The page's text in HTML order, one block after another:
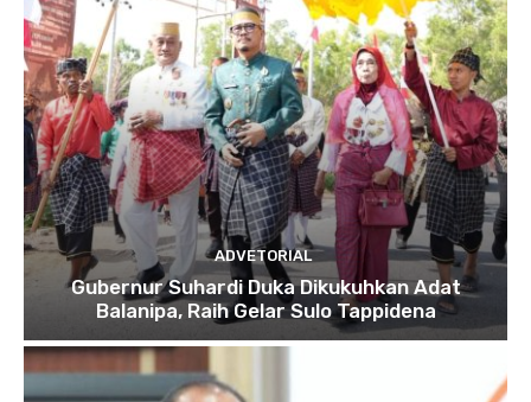
ADVETORIAL
Gubernur Suhardi Duka Dikukuhkan Adat
Balanipa, Raih Gelar Sulo Tappidena